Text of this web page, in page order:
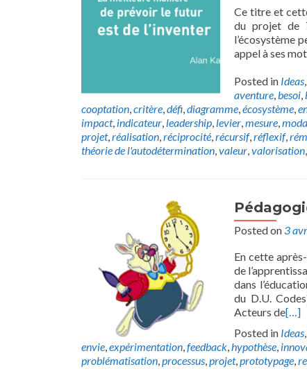
Ce titre et
du projet de
l’écosystème
appel à ses
Posted in Ideas,
aventure,besoi,
cooptation,critère,défi,diagramme,écosystème,
impact, indicateur, leadership, levier,mesure,
projet,réalisation,réciprocité,récursif,réflexif,
théorie de l'autodétermination,valeur,valorisation,
Posted on 3
En cette
de
dans
du D.U.
Acteurs de[…]
Posted in Ideas,
envie,expérimentation,feedback,hypothèse,
problématisation,processus,projet,prototypage,